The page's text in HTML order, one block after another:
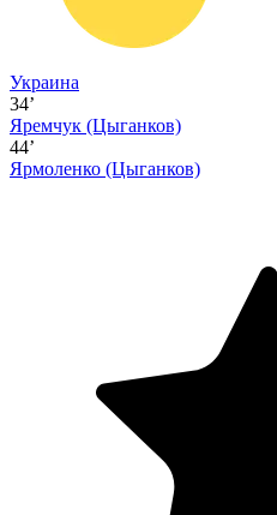
Украина
34’
Яремчук (Цыганков)
44’
Ярмоленко (Цыганков)